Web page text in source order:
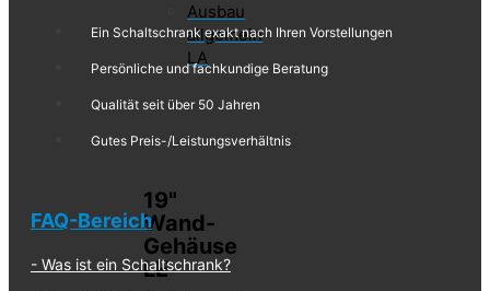
Ausbau
allgemein
LA
19"
Wand-
Gehäuse
LE
Ein Schaltschrank exakt nach Ihren Vorstellungen
Persönliche und fachkundige Beratung
Qualität seit über 50 Jahren
Gutes Preis-/Leistungsverhältnis
FAQ-Bereich
Was ist ein Schalt​schrank?